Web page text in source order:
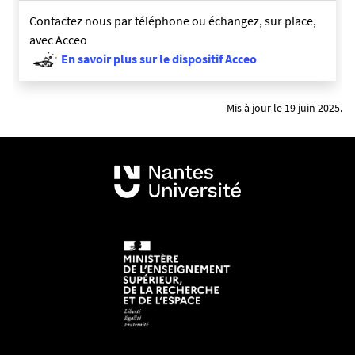
Contactez nous par téléphone ou échangez, sur place,
avec Acceo
En savoir plus sur le dispositif Acceo
Mis à jour le 19 juin 2025.